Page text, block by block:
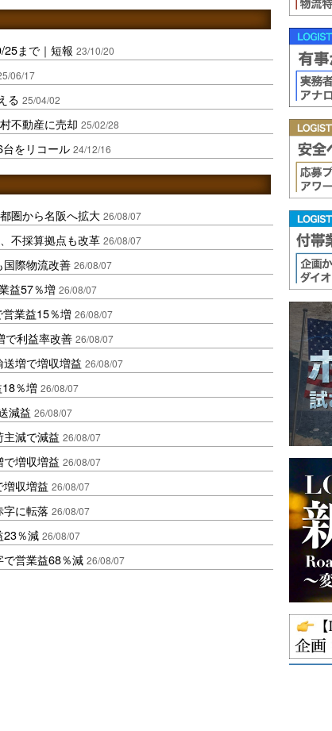
25まで｜短報 23/10/20
06/17
る 25/04/02
不動産に売却 25/02/28
をリコール 24/12/16
圏から名阪へ拡大 26/08/07
不採算拠点も改革 26/08/07
国際物流改善 26/08/07
益57％増 26/08/07
業益15％増 26/08/07
で利益率改善 26/08/07
増で増収増益 26/08/07
％増 26/08/07
減益 26/08/07
減で減益 26/08/07
増収増益 26/08/07
収増益 26/08/07
に転落 26/08/07
23％減 26/08/07
で営業益68％減 26/08/07